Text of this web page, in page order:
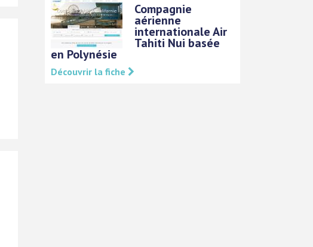
Compagnie
aérienne
internationale Air
Tahiti Nui basée
en Polynésie
Découvrir la fiche